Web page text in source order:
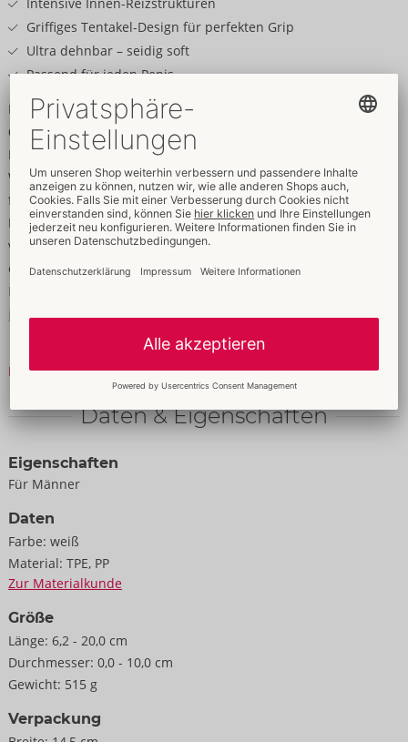
Griffiges Tentakel-Design für perfekten Grip
Ultra dehnbar – seidig soft
Passend für jeden Penis
Immer dabei, sofort startklar und mega intensiv!
6 Masturbatoren Kraken von Lovense mit verschiedenen
Reizstrukturen im Inneren: Submerge, Tidal, Voyage, Harpoon,
Whirlpool und Riptide. Außen mit griffigen Tentakel-Strukturen
für perfekten rutschfesten Grip beim Handjob. Die supersoften
Masturbator-Sleeves sind jeweils in einer diskreten Ei-Box
verpackt. Inklusive ist jeweils ein Gleitgel, sodass die Sleeve
direkt eingesetzt werden kann – perfekt für unterwegs! Beim
Handjob dehnt sich die elastische Sleeve aus und passt sich so
jeder Penisgröße an.
6 Stück – jeweils für einmaligen Gebrauch.
Gesamtlänge 6,2 cm – dehnbar bis 20 cm, Ø 0–10 cm.
TPE, PP.
Mehr lesen
Daten & Eigenschaften
Eigenschaften
Für Männer
Daten
Farbe: weiß
Material: TPE, PP
Zur Materialkunde
Größe
Länge: 6,2 - 20,0 cm
Durchmesser: 0,0 - 10,0 cm
Gewicht: 515 g
Verpackung